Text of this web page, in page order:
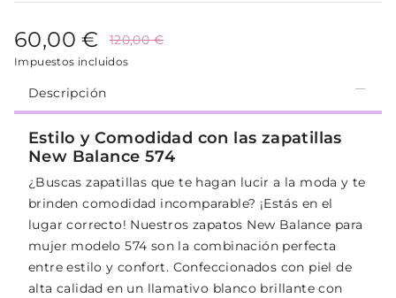
60,00 € 120,00 €
Impuestos incluidos
Descripción
Estilo y Comodidad con las zapatillas
New Balance 574
¿Buscas zapatillas que te hagan lucir a la moda y te
brinden comodidad incomparable? ¡Estás en el
lugar correcto! Nuestros zapatos New Balance para
mujer modelo 574 son la combinación perfecta
entre estilo y confort. Confeccionados con piel de
alta calidad en un llamativo blanco brillante con